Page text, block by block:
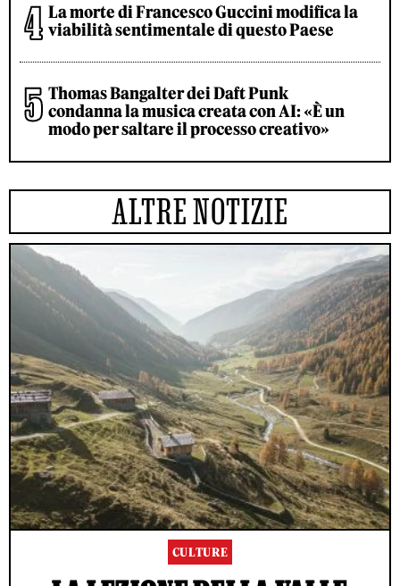
La morte di Francesco Guccini modifica la
viabilità sentimentale di questo Paese
Thomas Bangalter dei Daft Punk
condanna la musica creata con AI: «È un
modo per saltare il processo creativo»
ALTRE NOTIZIE
CULTURE